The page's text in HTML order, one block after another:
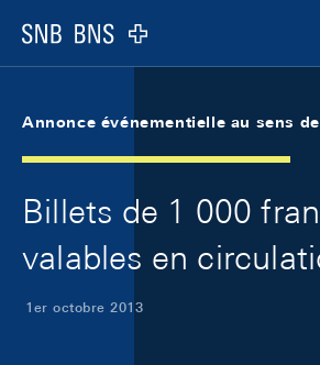
Logo
Annonce événementielle au sens
Billets de 1 000
valables en
1er octobre 2013